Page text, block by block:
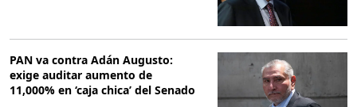
PAN va contra Adán Augusto:
exige auditar aumento de
11,000% en ‘caja chica’ del Senado